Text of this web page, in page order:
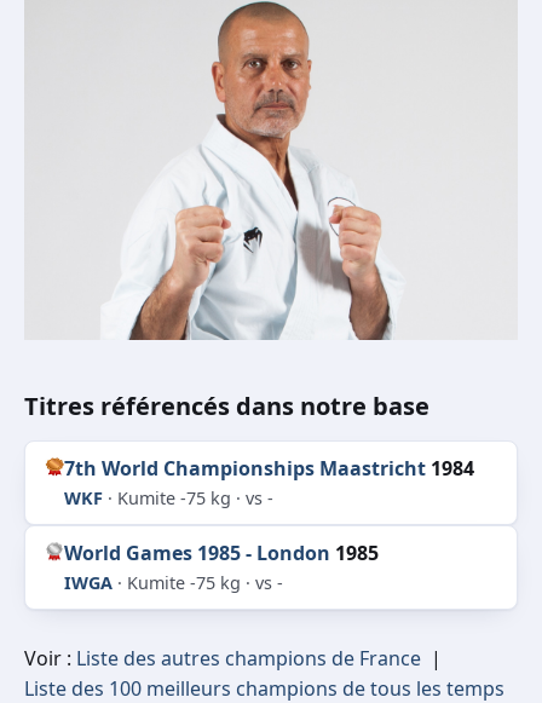
Titres référencés dans notre base
7th World Championships Maastricht 1984
WKF · Kumite -75 kg · vs -
World Games 1985 - London 1985
IWGA · Kumite -75 kg · vs -
Voir : Liste des autres champions de France |
Liste des 100 meilleurs champions de tous les temps